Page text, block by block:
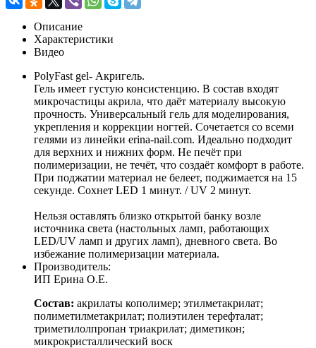
Описание
Характеристики
Видео
PolyFast gel- Акригель.
Гель имеет густую консистенцию. В состав входят
микрочастицы акрила, что даёт материалу высокую
прочность. Универсальный гель для моделирования,
укрепления и коррекции ногтей. Сочетается со всеми
гелями из линейки erina-nail.com. Идеально подходит
для верхних и нижних форм. Не печёт при
полимеризации, не течёт, что создаёт комфорт в работе.
При поджатии материал не белеет, поджимается на 15
секунде. Сохнет LED 1 минут. / UV 2 минут.
Нельзя оставлять близко открытой банку возле
источника света (настольных ламп, работающих
LED/UV ламп и других ламп), дневного света. Во
избежание полимеризации материала.
Производитель:
ИП Ерина О.Е.
Состав: акрилаты кополимер; этилметакрилат;
полиметилметакрилат; полиэтилен терефталат;
триметилолпропан триакрилат; диметикон;
микрокристаллический воск